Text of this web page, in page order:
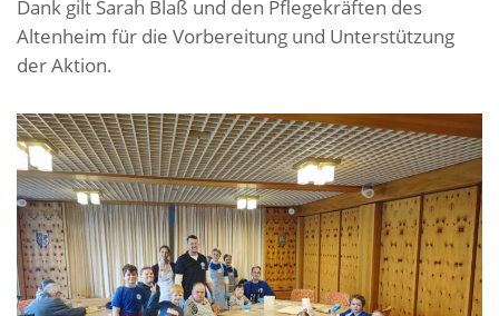
Dank gilt Sarah Blaß und den Pflegekräften des
Altenheim für die Vorbereitung und Unterstützung
der Aktion.